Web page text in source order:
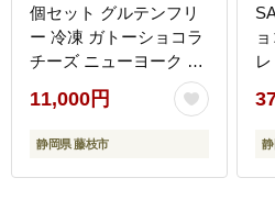
個セット グルテンフリ
ー 冷凍 ガトーショコラ
チーズ ニューヨーク チ
ーズケーキ 抹茶 クリー
ム カカオ 甘さ控えめ バ
ター 卵 小麦不使用 カカ
味料 スイーツ おやつ 贈
11,000円
静岡県 藤枝市
レ